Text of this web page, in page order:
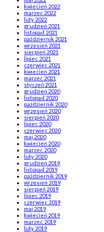
kwiecień 2022
marzec 2022
luty 2022
grudzień 2021
listopad 2021
październik 2021
wrzesień 2021
sierpień 2021
lipiec 2021
czerwiec 2021
kwiecień 2021
marzec 2021
styczeń 2021
grudzień 2020
listopad 2020
październik 2020
wrzesień 2020
sierpień 2020
lipiec 2020
czerwiec 2020
maj 2020
kwiecień 2020
marzec 2020
luty 2020
grudzień 2019
listopad 2019
październik 2019
wrzesień 2019
sierpień 2019
lipiec 2019
czerwiec 2019
maj 2019
kwiecień 2019
marzec 2019
luty 2019